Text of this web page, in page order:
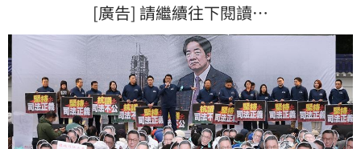
[廣告] 請繼續往下閱讀…